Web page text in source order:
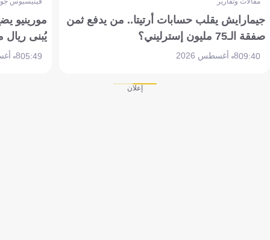
جيمارايش يقلب حسابات أرتيتا.. من يدفع ثمن
صفقة الـ75 مليون إسترليني؟
09:408 أغسطس 2026
مورينيو
يُبنى ريال
05:498 أغسطس 2026
إعلان